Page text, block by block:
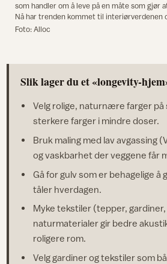
som handler om å leve på en måte som gjør
Nå har trenden kommet til interiørverdenen
Foto: Alloc
Slik lager du et «longevity-
Velg rolige, naturnære farger på
sterkere farger i mindre doser.
Bruk maling med lav avgassing
og vaskbarhet der veggene får
Gå for gulv som er behagelige å
tåler hverdagen.
Myke tekstiler (tepper,
naturmaterialer gir bedre
roligere rom.
Velg gardiner og tekstiler som